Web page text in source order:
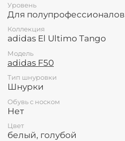
Уровень
Для полупрофессионалов
Коллекция
adidas El Ultimo Tango
Модель
adidas F50
Тип шнуровки
Шнурки
Обувь с носком
Нет
Цвет
белый, голубой